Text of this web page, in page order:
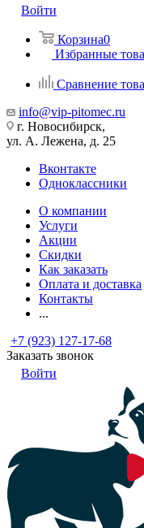
Войти
Корзина0
Избранные
Сравнение
info@vip-pitomec.ru
г. Новосибирск,
ул. А. Лежена, д. 25
Вконтакте
Одноклассники
О компании
Услуги
Акции
Скидки
Как заказать
Оплата и доставка
Контакты
...
+7 (923) 127-17-68
Заказать звонок
Войти